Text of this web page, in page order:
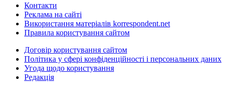
Контакти
Реклама на сайті
Використання матеріалів korrespondent.net
Правила користування сайтом
Договір користування сайтом
Політика у сфері конфіденційності і персональних даних
Угода щодо користування
Редакція